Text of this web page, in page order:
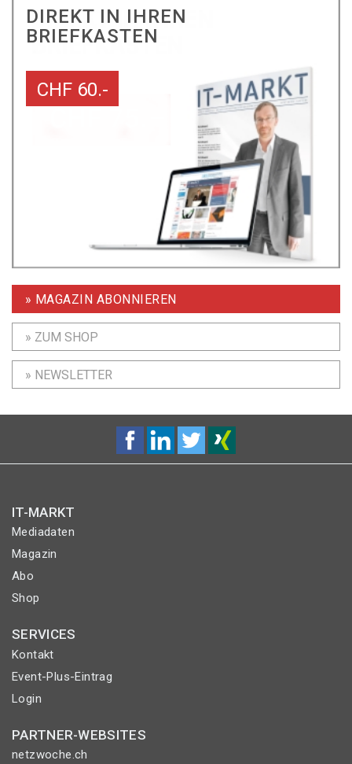
DIREKT IN IHREN
BRIEFKASTEN
CHF 60.-
» MAGAZIN ABONNIEREN
» ZUM SHOP
» NEWSLETTER
IT-MARKT
Mediadaten
Magazin
Abo
Shop
SERVICES
Kontakt
Event-Plus-Eintrag
Login
PARTNER-WEBSITES
netzwoche.ch